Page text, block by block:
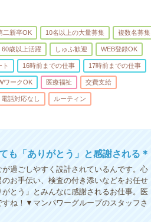
二新卒OK 10名以上の大量募集 複数名募集
60歳以上活躍 しゅふ歓迎 WEB登録OK
16時前までの仕事 17時前までの仕事
ワークOK 医療福祉 交費支給
電話対応なし ルーティン
も「ありがとう」と感謝される＊
過ごしやすく設計されているんです。心
お手伝い、検査の付き添いなどをお任せ
とう」とみんなに感謝されるお仕事。医
ね！▼マンパワーグループのスタッフさ